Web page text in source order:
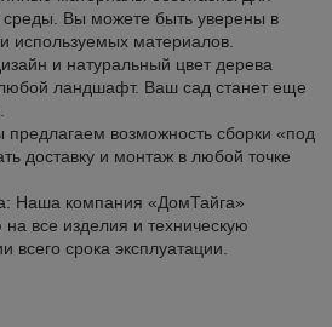
Вы можете быть уверены в
используемых материалов.
и натуральный цвет дерева
ландшафт. Ваш сад станет еще
возможность сборки «под
доставку и монтаж в любой точке
Наша компания «ДомТайга»
все изделия и техническую
всего срока эксплуатации.